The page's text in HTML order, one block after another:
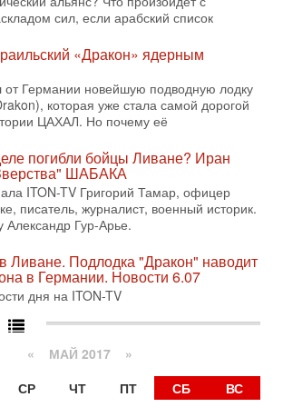
Израиля: кто заберет его на этот
репатриантов не раз кардинально
ландшафт Израиля. Достаточно
«Исраэль ба-алия», когда
дверей: о чём на самом деле
министра Израиля Биньямина
его встреча с Дональдом Трампом
вопросов, чем ответов. Полная
на Нетаниягу! Трамп не
но КСИР готовит взрыв!
ITON-TV СЕРГЕЙ МИГДАЛЬ, эксперт
офицер запаса
полиции Израиля, автор
ХАМАСа - НОВОСТИ
США Дональд Трамп заявил о
соглашения о полном
сил, если арабский список
«Дракон» ядерным
от Германии новейшую подводную лодку
которая уже стала самой дорогой
ЦАХАЛ. Но почему её
погибли бойцы Ливане? Иран
ШАБАКА
ITON-TV Григорий Тамар, офицер
писатель, журналист, военный историк.
Александр Гур-Арье.
Ливане. Подлодка "Дракон" наводит
в Германии. Новости 6.07
дня на ITON-TV
« МАЙ 2017 »
СР ЧТ ПТ СБ
ВС